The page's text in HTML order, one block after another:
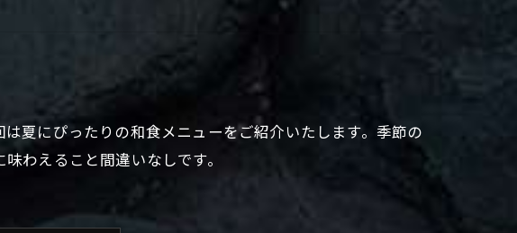
夏にぴったりの和食メニューをご紹介いたします。季節の
わえること間違いなしです。